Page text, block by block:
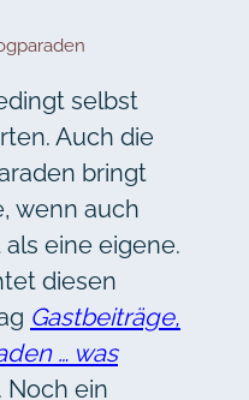
selbst
Auch die
bringt
wenn auch
eine eigene.
diesen
Gastbeiträge,
… was
Noch ein